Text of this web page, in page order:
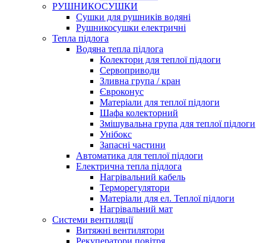
РУШНИКОСУШКИ
Сушки для рушників водяні
Рушникосушки електричні
Тепла підлога
Водяна тепла підлога
Колектори для теплої підлоги
Сервоприводи
Зливна група / кран
Євроконус
Матеріали для теплої підлоги
Шафа колекторний
Змішувальна група для теплої підлоги
Унібокс
Запасні частини
Автоматика для теплої підлоги
Електрична тепла підлога
Нагрівальний кабель
Терморегулятори
Матеріали для ел. Теплої підлоги
Нагрівальний мат
Системи вентиляції
Витяжні вентилятори
Рекуператори повітря